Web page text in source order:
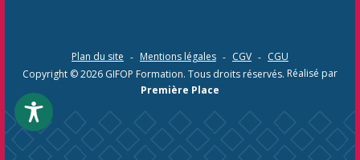
Plan du site Mentions légales CGV
CGU
Copyright © 2026 GIFOP Formation. Tous droits réservés. Réalisé par
Première Place